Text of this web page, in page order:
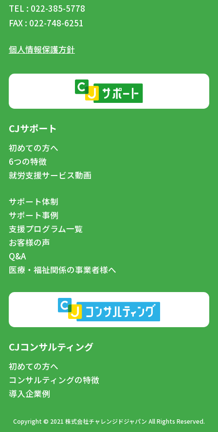
TEL : 022-385-5778
FAX : 022-748-6251
個人情報保護方針
CJサポート
初めての方へ
6つの特徴
就労支援サービス動画
サポート体制
サポート事例
支援プログラム一覧
お客様の声
Q&A
医療・福祉関係の事業者様へ
CJコンサルティング
初めての方へ
コンサルティングの特徴
導入企業例
Copyright © 2021 株式会社チャレンジドジャパン All Rights Reserved.